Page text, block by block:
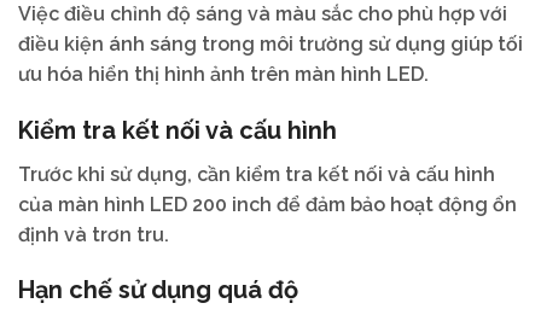
Việc điều chỉnh độ sáng và màu sắc cho phù hợp với
điều kiện ánh sáng trong môi trường sử dụng giúp tối
ưu hóa hiển thị hình ảnh trên màn hình LED.
Kiểm tra kết nối và cấu hình
Trước khi sử dụng, cần kiểm tra kết nối và cấu hình
của màn hình LED 200 inch để đảm bảo hoạt động ổn
định và trơn tru.
Hạn chế sử dụng quá độ